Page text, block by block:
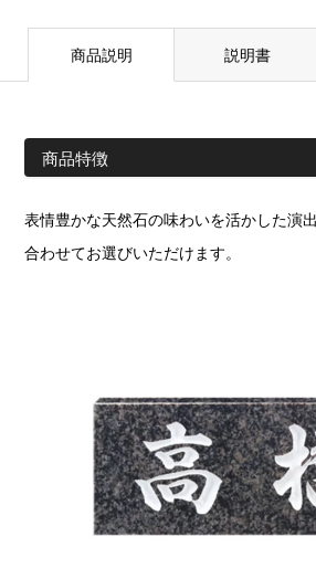
商品説明 説明書
商品特徴
表情豊かな天然石の味わいを活かした演
合わせてお選びいただけます。